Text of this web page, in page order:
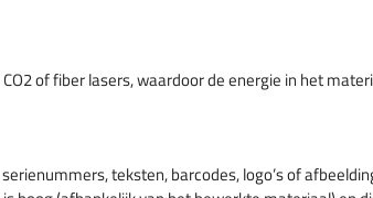
of fiber lasers, waardoor de energie in het
teksten, barcodes, logo’s of